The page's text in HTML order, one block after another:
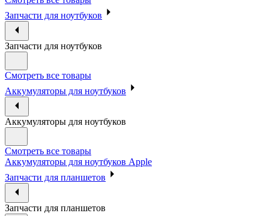
Запчасти для ноутбуков
Запчасти для ноутбуков
Смотреть все товары
Аккумуляторы для ноутбуков
Аккумуляторы для ноутбуков
Смотреть все товары
Аккумуляторы для ноутбуков Apple
Запчасти для планшетов
Запчасти для планшетов